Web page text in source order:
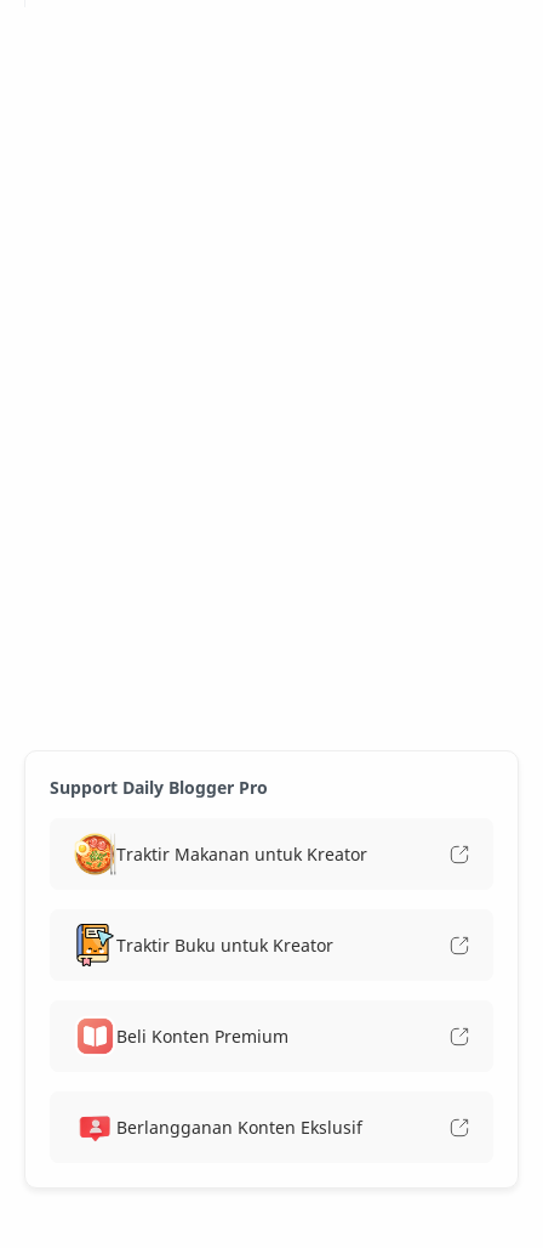
Support Daily Blogger Pro
Traktir Makanan untuk Kreator
Traktir Buku untuk Kreator
Beli Konten Premium
Berlangganan Konten Ekslusif